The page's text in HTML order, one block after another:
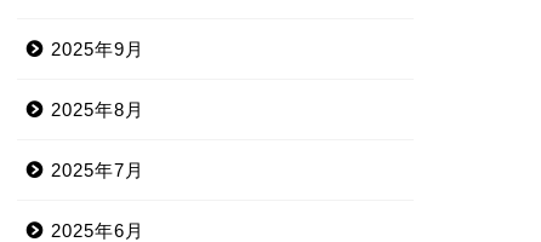
2025年9月
2025年8月
2025年7月
2025年6月